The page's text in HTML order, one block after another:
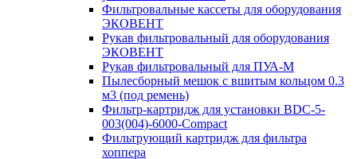
Фильтровальные кассеты для оборудования
ЭКОВЕНТ
Рукав фильтровальный для оборудования
ЭКОВЕНТ
Рукав фильтровальный для ПУА-М
Пылесборный мешок с вшитым кольцом 0.3
м3 (под ремень)
Фильтр-картридж для установки BDC-5-
003(004)-6000-Compact
Фильтрующий картридж для фильтра
хоппера